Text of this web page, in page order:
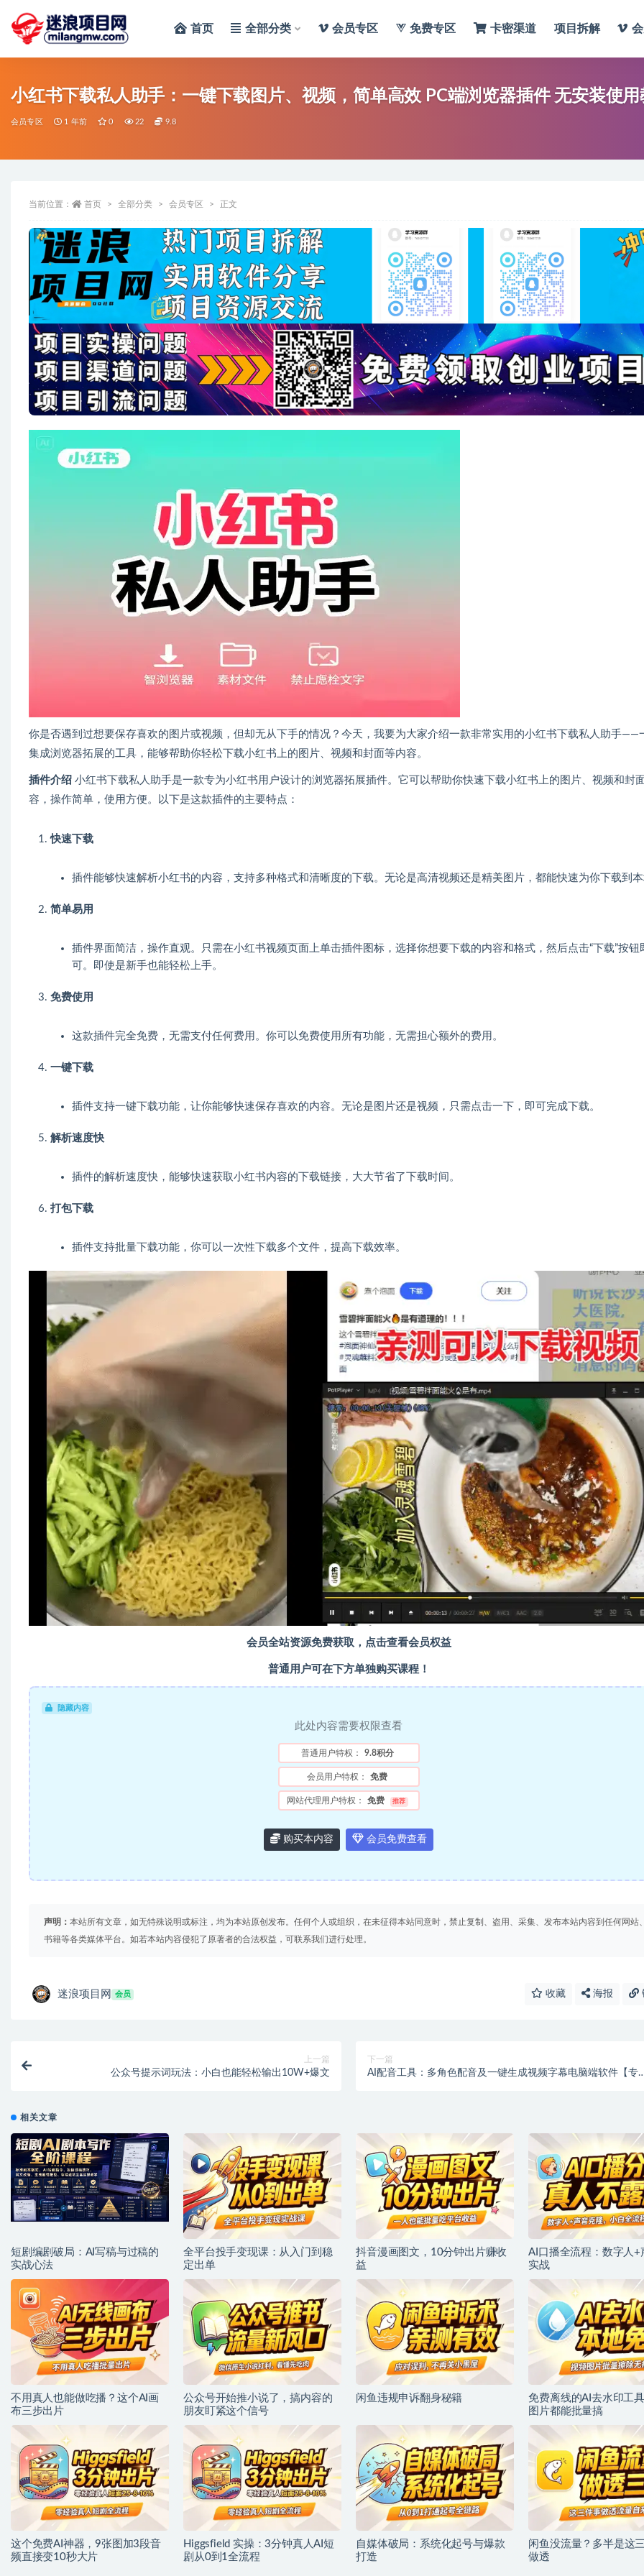
首页 全部分类 会员专区 免费专区 卡密渠道 项目拆解
小红书下载私人助手：一键下载图片、视频，简单高效 PC端浏览
会员专区 1 年前 0 22 9.8
当前位置： 首页 全部分类 会员专区 正文
你是否遇到过想要保存喜欢的图片或视频，但却无从下手的情况？今天，我要为大家介绍一款非常实用的小红书下载私人助手——
集成浏览器拓展的工具，能够帮助你轻松下载小红书上的图片、视频和封面等内容。
插件介绍 小红书下载私人助手是一款专为小红书用户设计的浏览器拓展插件。它可以帮助你快速下载小红书上的图片、视频和封
容，操作简单，使用方便。以下是这款插件的主要特点：
快速下载
插件能够快速解析小红书的内容，支持多种格式和清晰度的下载。无论是高清视频还是精美图片，都能快速为你下载到
简单易用
插件界面简洁，操作直观。只需在小红书视频页面上单击插件图标，选择你想要下载的内容和格式，然后点击“下载”按钮
可。即使是新手也能轻松上手。
免费使用
这款插件完全免费，无需支付任何费用。你可以免费使用所有功能，无需担心额外的费用。
一键下载
插件支持一键下载功能，让你能够快速保存喜欢的内容。无论是图片还是视频，只需点击一下，即可完成下载。
解析速度快
插件的解析速度快，能够快速获取小红书内容的下载链接，大大节省了下载时间。
打包下载
插件支持批量下载功能，你可以一次性下载多个文件，提高下载效率。
会员全站资源免费获取，点击查看会员权益
普通用户可在下方单独购买课程！
隐藏内容
此处内容需要权限查看
普通用户特权： 9.8积分
会员用户特权： 免费
网站代理用户特权： 免费 推荐
购买本内容 会员免费查看
声明： 本站所有文章，如无特殊说明或标注，均为本站原创发布。任何个人或组织，在未征得本站同意时，禁止复制、盗用、采集、发布本站内容到任何网站
书籍等各类媒体平台。如若本站内容侵犯了原著者的合法权益，可联系我们进行处理。
迷浪项目网 会员 收藏 海报
上一篇
公众号提示词玩法：小白也能轻松输出10W+爆文
下一篇
AI配音工具：多角色配音及一键生成视频字幕电脑端软件【专
相关文章
短剧编剧破局：AI写稿与过稿的
实战心法
全平台投手变现课：从入门到稳
定出单
抖音漫画图文，10分钟出片赚收
益
AI口播全流程：数字人+
实战
不用真人也能做吃播？这个AI画
布三步出片
公众号开始推小说了，搞内容的
朋友盯紧这个信号
闲鱼违规申诉翻身秘籍
免费离线的AI去水印工
图片都能批量搞
这个免费AI神器，9张图加3段音
频直接变10秒大片
Higgsfield 实操：3分钟真人AI短
剧从0到1全流程
自媒体破局：系统化起号与爆款
打造
闲鱼没流量？多半是这
做透